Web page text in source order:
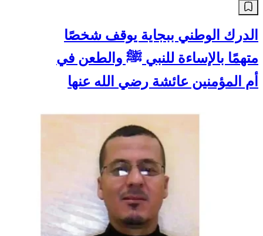
الدرك الوطني ببجاية يوقف شخصًا
متهمًا بالإساءة للنبي ﷺ والطعن في
أم المؤمنين عائشة رضي الله عنها